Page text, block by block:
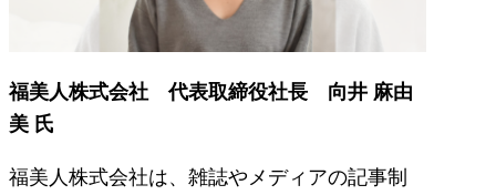
福美人株式会社 代表取締役社長 向井 麻由
美 氏
福美人株式会社は、雑誌やメディアの記事制